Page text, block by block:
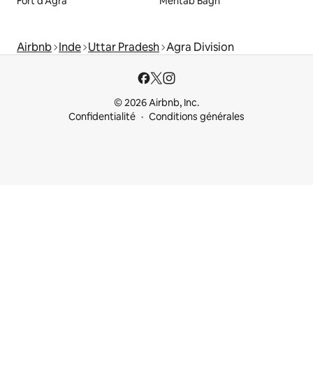
Airbnb Inde Uttar Pradesh Agra Division
© 2026 Airbnb, Inc.
Confidentialité
Conditions générales